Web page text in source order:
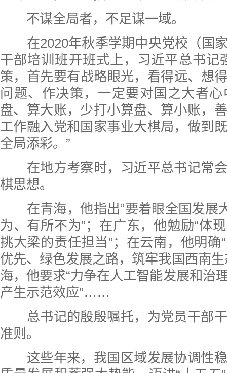
不谋全局者，不足谋一域。
在2020年秋季学期中央党校（国
干部培训班开班式上，习近平总书记
策，首先要有战略眼光，看得远、想
问题、作决策，一定要对国之大者
盘、算大账，少打小算盘、算小账，
工作融入党和国家事业大棋局，做到
全局添彩。”
在地方考察时，习近平总书记常会
棋思想。
在青海，他指出“要着眼全国发展
为、有所不为”；在广东，他勉励“体
挑大梁的责任担当”；在云南，他明确
优先、绿色发展之路，筑牢我国西南
海，他要求“力争在人工智能发展和治
产生示范效应”……
总书记的殷殷嘱托，为党员干部干
准则。
这些年来，我国区域发展协调性稳